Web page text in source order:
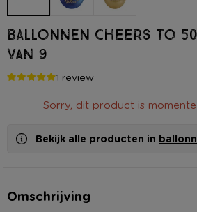
Ballonnen Cheers to
van 9
1 review
Sorry, dit product is
Bekijk alle producten in
Omschrijving